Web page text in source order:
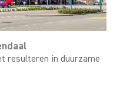
resulteren in duurzame